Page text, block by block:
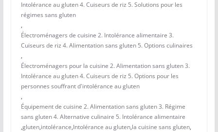
Intolérance au gluten 4. Cuiseurs de riz 5. Solutions pour les
régimes sans gluten
,
Électroménagers de cuisine 2. Intolérance alimentaire 3.
Cuiseurs de riz 4. Alimentation sans gluten 5. Options culinaires
,
Électroménagers pour la cuisine 2. Alimentation sans gluten 3.
Intolérance au gluten 4. Cuiseurs de riz 5. Options pour les
personnes souffrant d'intolérance au gluten
,
Équipement de cuisine 2. Alimentation sans gluten 3. Régime
sans gluten 4. Alternative culinaire 5. Intolérance alimentaire
,gluten,intolérance,Intolérance au gluten,la cuisine sans gluten,